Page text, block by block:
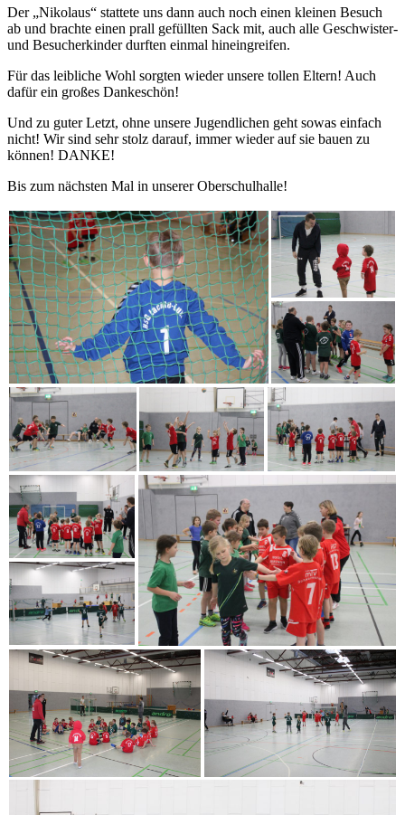
Der „Nikolaus“ stattete uns dann auch noch einen kleinen Besuch
ab und brachte einen prall gefüllten Sack mit, auch alle Geschwister-
und Besucherkinder durften einmal hineingreifen.
Für das leibliche Wohl sorgten wieder unsere tollen Eltern! Auch
dafür ein großes Dankeschön!
Und zu guter Letzt, ohne unsere Jugendlichen geht sowas einfach
nicht! Wir sind sehr stolz darauf, immer wieder auf sie bauen zu
können! DANKE!
Bis zum nächsten Mal in unserer Oberschulhalle!